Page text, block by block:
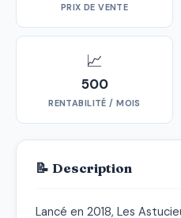
PRIX DE VENTE
📈
500
RENTABILITÉ / MOIS
📝 Description
Lancé en 2018, Les